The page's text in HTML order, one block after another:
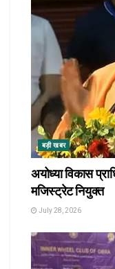
बड़ी खबर
अयोध्या विकास
मजिस्ट्रेट नियुक्त
July 28, 2026